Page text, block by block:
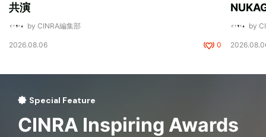
共演
by CINRA編集部
2026.08.06 0
by
Special Feature
CINRA Inspiring Awards